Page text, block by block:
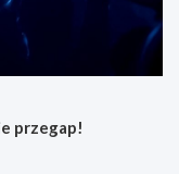
przegap!